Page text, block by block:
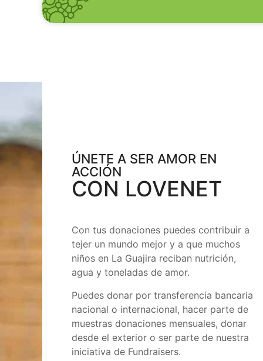
ÚNETE A SER AMOR EN
ACCIÓN
CON LOVENET
Con tus donaciones puedes contribuir a
tejer un mundo mejor y a que muchos
niños en La Guajira reciban nutrición,
agua y toneladas de amor.
Puedes donar por transferencia bancaria
nacional o internacional, hacer parte de
muestras donaciones mensuales, donar
desde el exterior o ser parte de nuestra
iniciativa de Fundraisers.